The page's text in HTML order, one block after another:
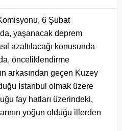
6 Şubat
yaşanacak deprem
azaltılacağı konusunda
önceliklendirme
arkasından geçen Kuzey
İstanbul olmak üzere
fay hatları üzerindeki,
yoğun olduğu illerden